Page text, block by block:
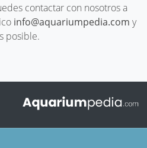
contactar con nosotros a
info@aquariumpedia.com y
posible.